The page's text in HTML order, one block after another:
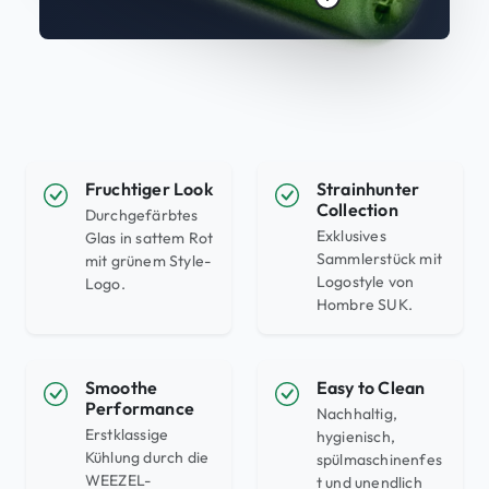
Fruchtiger Look
Durchgefärbtes
Glas in sattem Rot
mit grünem Style-
Logo.
Strainhunter
Collection
Exklusives
Sammlerstück mit
Logostyle von
Hombre SUK.
Smoothe
Performance
Erstklassige
Kühlung durch die
WEEZEL-
Easy to Clean
Nachhaltig,
hygienisch,
spülmaschinenfes
t und unendlich